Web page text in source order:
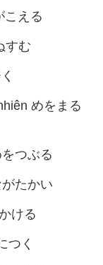
こえる
すむ
めをまる
つぶる
たかい
ける
つく